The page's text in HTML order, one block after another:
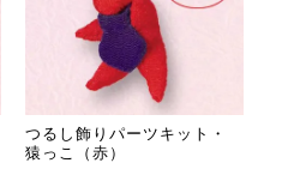
つるし飾りパーツキット・
猿っこ（赤）